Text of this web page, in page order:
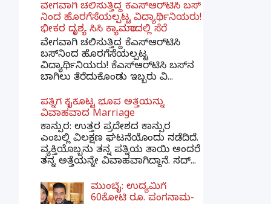
ವೇಗವಾಗಿ ಚಲಿಸುತ್ತಿದ್ದ ಕೆಎಸ್​ಆರ್​ಟಿಸಿ ಬಸ್​
ನಿಂದ ಹೊರಗೆಸೆಯಲ್ಪಟ್ಟ ವಿದ್ಯಾರ್ಥಿನಿಯರು!
ಭೀಕರ ದೃಶ್ಯ ಸಿಸಿ ಕ್ಯಾಮರಾದಲ್ಲಿ ಸೆರೆ
ವೇಗವಾಗಿ ಚಲಿಸುತ್ತಿದ್ದ ಕೆಎಸ್‌ಆರ್‌ಟಿಸಿ
ಬಸ್‌ನಿಂದ ಹೊರಗೆಸೆಯಲ್ಪಟ್ಟ
ವಿದ್ಯಾರ್ಥಿನಿಯರು! ಕೆಎಸ್‌ಆರ್‌ಟಿಸಿ ಬಸ್‌ನ
ಬಾಗಿಲು ತೆರೆದುಕೊಂಡು ಇಬ್ಬರು ವಿ...
ಪತ್ನಿಗೆ ಕೈಕೊಟ್ಟ ಭೂಪ ಅತ್ತೆಯನ್ನು
ವಿವಾಹವಾದ Marriage
ಕಾನ್ಪುರ: ಉತ್ತರ ಪ್ರದೇಶದ ಕಾನ್ಪುರ
ಎಂಬಲ್ಲಿ ವಿಲಕ್ಷಣ ಘಟನೆಯೊಂದು ನಡೆದಿದೆ.
ವ್ಯಕ್ತಿಯೊಬ್ಬನು ತನ್ನ ಪತ್ನಿಯ ತಾಯಿ ಅಂದರೆ
ತನ್ನ ಅತ್ತೆಯನ್ನೇ ವಿವಾಹವಾಗಿದ್ದಾನೆ. ಸದ್...
ಮುಂಬೈ: ಉದ್ಯಮಿಗೆ
60ಕೋಟಿ ರೂ. ಪಂಗನಾಮ-